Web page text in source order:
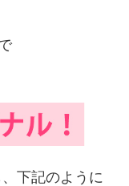
下記のように